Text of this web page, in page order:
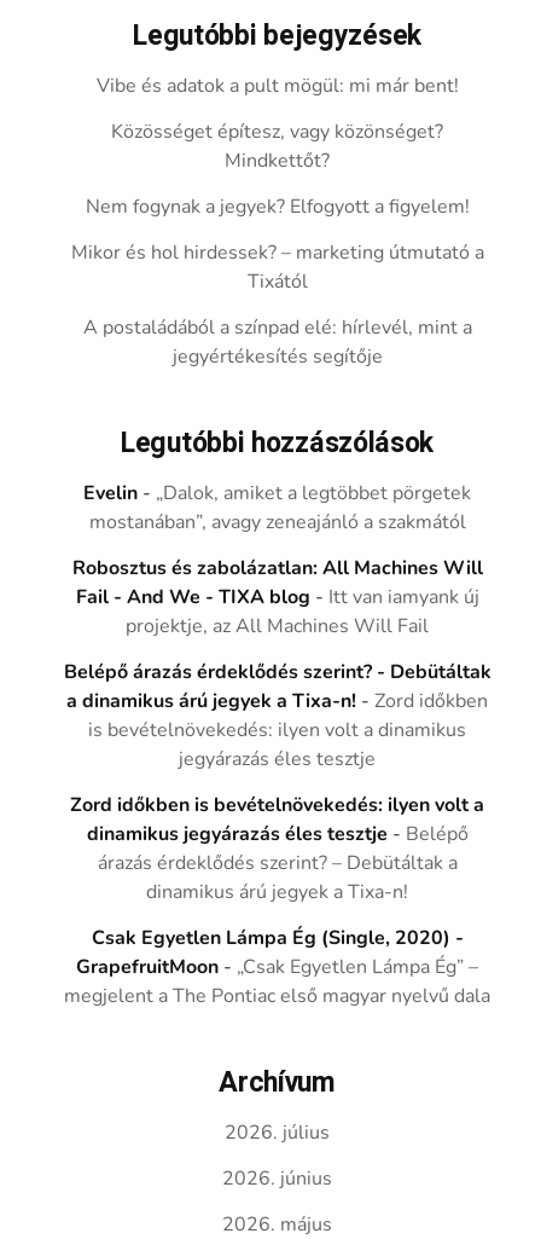
Legutóbbi bejegyzések
Vibe és adatok a pult mögül: mi már bent!
Közösséget építesz, vagy közönséget?
Mindkettőt?
Nem fogynak a jegyek? Elfogyott a figyelem!
Mikor és hol hirdessek? – marketing útmutató a
Tixától
A postaládából a színpad elé: hírlevél, mint a
jegyértékesítés segítője
Legutóbbi hozzászólások
Evelin - „Dalok, amiket a legtöbbet pörgetek
mostanában”, avagy zeneajánló a szakmától
Robosztus és zabolázatlan: All Machines Will
Fail - And We - TIXA blog - Itt van iamyank új
projektje, az All Machines Will Fail
Belépő árazás érdeklődés szerint? - Debütáltak
a dinamikus árú jegyek a Tixa-n! -Zord időkben
is bevételnövekedés: ilyen volt a dinamikus
jegyárazás éles tesztje
Zord időkben is bevételnövekedés: ilyen volt a
dinamikus jegyárazás éles tesztje - Belépő
árazás érdeklődés szerint? – Debütáltak a
dinamikus árú jegyek a Tixa-n!
Csak Egyetlen Lámpa Ég (Single, 2020) -
GrapefruitMoon - „Csak Egyetlen Lámpa Ég” –
megjelent a The Pontiac első magyar nyelvű dala
Archívum
2026. július
2026. június
2026. május